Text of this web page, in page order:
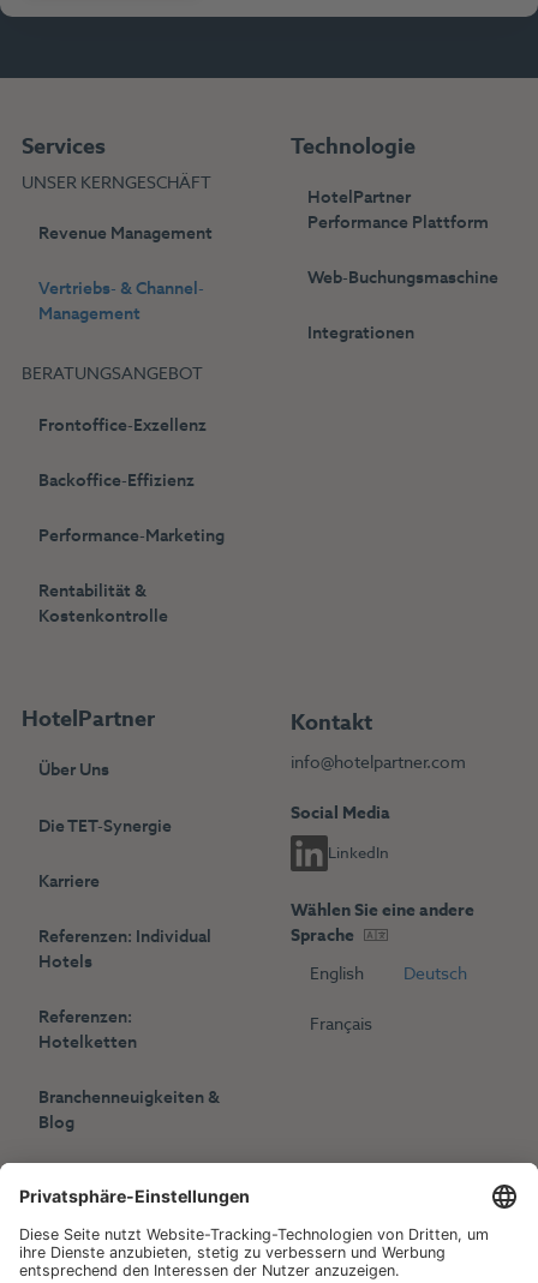
Services
UNSER KERNGESCHÄFT
Revenue Management
Vertriebs- & Channel-
Management
BERATUNGSANGEBOT
Frontoffice-Exzellenz
Backoffice-Effizienz
Performance-Marketing
Rentabilität &
Kostenkontrolle
Technologie
HotelPartner
Performance Plattform
Web-Buchungsmaschine
Integrationen
HotelPartner
Über Uns
Die TET-Synergie
Karriere
Referenzen: Individual
Hotels
Referenzen:
Hotelketten
Branchenneuigkeiten &
Blog
Veranstaltungen
Kontakt
info@hotelpartner.com
Social Media
LinkedIn
Wählen Sie eine andere
Sprache
English
Deutsch
Français